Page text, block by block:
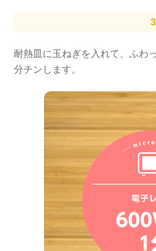
耐熱皿に玉ねぎを入れて、ふわ
分チンします。